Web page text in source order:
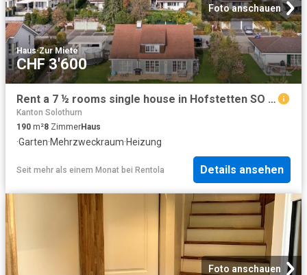
Foto anschauen
Haus·Zur Miete
CHF 3'600
Rent a 7 ½ rooms single house in Hofstetten SO Flatfox
Kanton Solothurn
190 m²8 ZimmerHaus
·Garten·Mehrzweckraum·Heizung
Seit mehr als einem Monat bei Rentola Details ansehen
Foto anschauen